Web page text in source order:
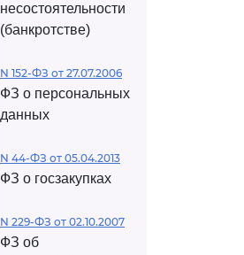
несостоятельности
(банкротстве)
N 152-ФЗ от 27.07.2006
ФЗ о персональных
данных
N 44-ФЗ от 05.04.2013
ФЗ о госзакупках
N 229-ФЗ от 02.10.2007
ФЗ об